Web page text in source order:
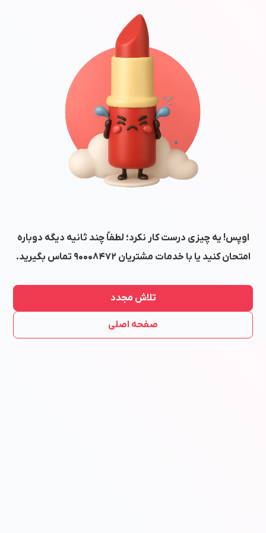
اوپس! یه چیزی درست کار نکرد؛ لطفاً چند ثانیه دیگه دوباره
امتحان کنید یا با خدمات مشتریان ۹۰۰۰۸۴۷۲ تماس بگیرید.
تلاش مجدد
صفحه اصلی